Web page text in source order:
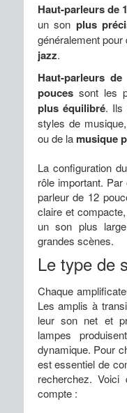
Haut-parleurs de
un son plus
généralement
jazz.
Haut-parleurs
poucessont les
plus équilibré. Ils
styles de
ou de la musique
La configuration
rôle important.
parleur de 12
claire et
un son plus
grandes scènes.
Le type de
Chaque
Les amplis à
leur son net et
lampes
dynamique. Pour
est essentiel de
recherchez.
compte :